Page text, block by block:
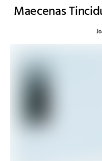
Maecenas